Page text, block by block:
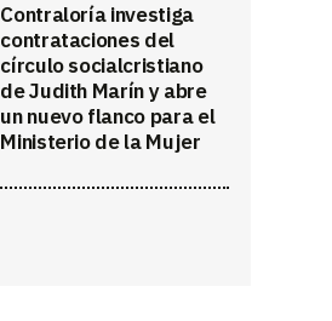
Contraloría investiga
contrataciones del
círculo socialcristiano
de Judith Marín y abre
un nuevo flanco para el
Ministerio de la Mujer